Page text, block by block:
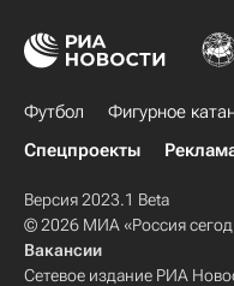
Футбол Фигурное
Спецпроекты
Версия 2023.1 Beta
© 2026 МИА «Россия
Вакансии
Сетевое издание РИА